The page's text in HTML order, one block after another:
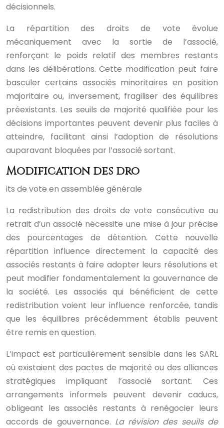
décisionnels.
La répartition des droits de vote évolue
mécaniquement avec la sortie de l’associé,
renforçant le poids relatif des membres restants
dans les délibérations. Cette modification peut faire
basculer certains associés minoritaires en position
majoritaire ou, inversement, fragiliser des équilibres
préexistants. Les seuils de majorité qualifiée pour les
décisions importantes peuvent devenir plus faciles à
atteindre, facilitant ainsi l’adoption de résolutions
auparavant bloquées par l’associé sortant.
Modification des dro
its de vote en assemblée générale
La redistribution des droits de vote consécutive au
retrait d’un associé nécessite une mise à jour précise
des pourcentages de détention. Cette nouvelle
répartition influence directement la capacité des
associés restants à faire adopter leurs résolutions et
peut modifier fondamentalement la gouvernance de
la société. Les associés qui bénéficient de cette
redistribution voient leur influence renforcée, tandis
que les équilibres précédemment établis peuvent
être remis en question.
L’impact est particulièrement sensible dans les SARL
où existaient des pactes de majorité ou des alliances
stratégiques impliquant l’associé sortant. Ces
arrangements informels peuvent devenir caducs,
obligeant les associés restants à renégocier leurs
accords de gouvernance. La révision des seuils de